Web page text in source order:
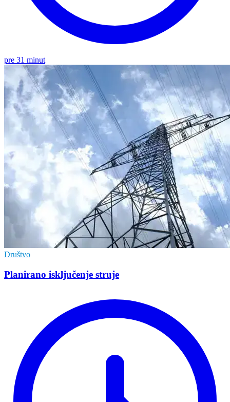
pre 31 minut
Društvo
Planirano isključenje struje